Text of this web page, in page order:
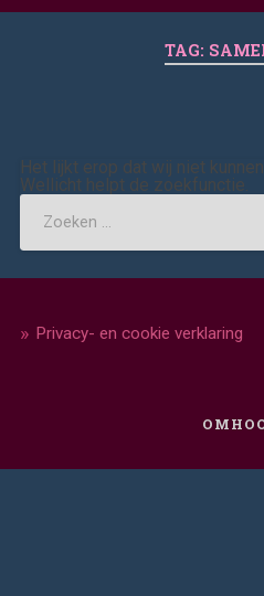
TAG:
Het lijkt erop dat wij niet
Wellicht helpt de zoekfunctie.
Privacy- en cookie verklaring